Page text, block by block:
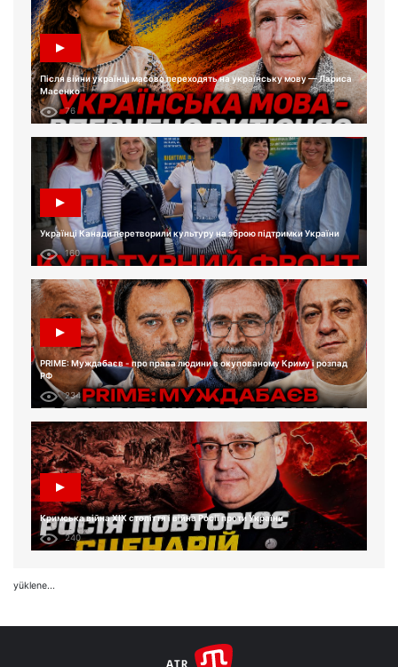
Після війни українці масово переходять на українську мову — Лариса
Масенко
76
Українці Канади перетворили культуру на зброю підтримки України
160
PRIME: Муждабаєв - про права людини в окупованому Криму і розпад
РФ
234
Кримська війна XIX століття і війна Росії проти України
240
yüklene...